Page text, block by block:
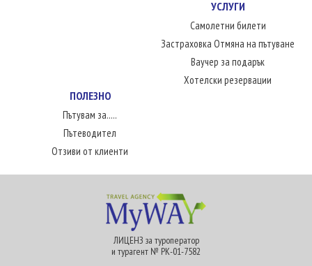
УСЛУГИ
Самолетни билети
Застраховка Отмяна на пътуване
Ваучер за подарък
Хотелски резервации
ПОЛЕЗНО
Пътувам за.....
Пътеводител
Отзиви от клиенти
ЛИЦЕНЗ за туроператор
и турагент № РК-01-7582